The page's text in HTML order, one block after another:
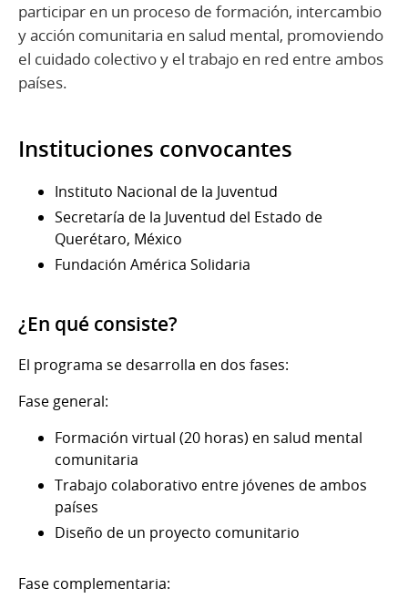
participar en un proceso de formación, intercambio
y acción comunitaria en salud mental, promoviendo
el cuidado colectivo y el trabajo en red entre ambos
países.
Instituciones convocantes
Instituto Nacional de la Juventud
Secretaría de la Juventud del Estado de
Querétaro, México
Fundación América Solidaria
¿En qué consiste?
El programa se desarrolla en dos fases:
Fase general:
Formación virtual (20 horas) en salud mental
comunitaria
Trabajo colaborativo entre jóvenes de ambos
países
Diseño de un proyecto comunitario
Fase complementaria: